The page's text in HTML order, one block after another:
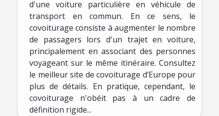
d'une voiture particulière en véhicule de
transport en commun. En ce sens, le
covoiturage consiste à augmenter le nombre
de passagers lors d'un trajet en voiture,
principalement en associant des personnes
voyageant sur le même itinéraire. Consultez
le meilleur site de covoiturage d’Europe pour
plus de détails. En pratique, cependant, le
covoiturage n'obéit pas à un cadre de
définition rigide...